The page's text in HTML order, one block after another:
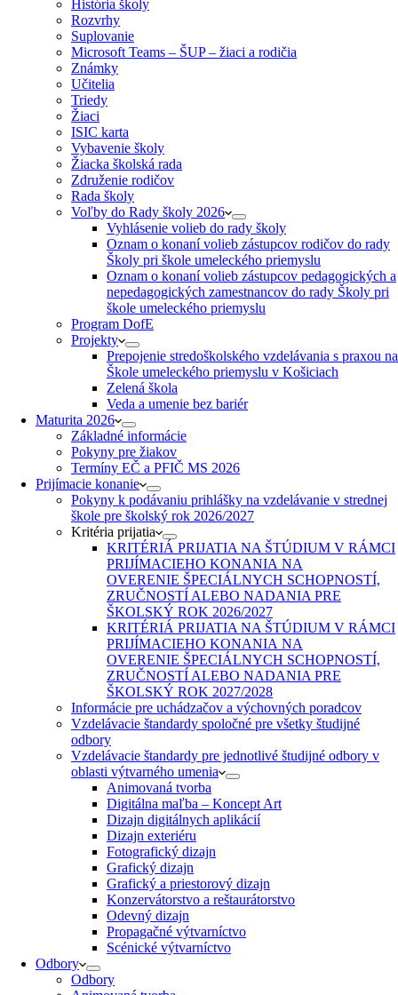
História školy
Rozvrhy
Suplovanie
Microsoft Teams – ŠUP – žiaci a rodičia
Známky
Učitelia
Triedy
Žiaci
ISIC karta
Vybavenie školy
Žiacka školská rada
Združenie rodičov
Rada školy
Voľby do Rady školy 2026
Vyhlásenie volieb do rady školy
Oznam o konaní volieb zástupcov rodičov do rady
Školy pri škole umeleckého priemyslu
Oznam o konaní volieb zástupcov pedagogických a
nepedagogických zamestnancov do rady Školy pri
škole umeleckého priemyslu
Program DofE
Projekty
Prepojenie stredoškolského vzdelávania s praxou na
Škole umeleckého priemyslu v Košiciach
Zelená škola
Veda a umenie bez bariér
Maturita 2026
Základné informácie
Pokyny pre žiakov
Termíny EČ a PFIČ MS 2026
Prijímacie konanie
Pokyny k podávaniu prihlášky na vzdelávanie v strednej
škole pre školský rok 2026/2027
Kritéria prijatia
KRITÉRIÁ PRIJATIA NA ŠTÚDIUM V RÁMCI
PRIJÍMACIEHO KONANIA NA
OVERENIE ŠPECIÁLNYCH SCHOPNOSTÍ,
ZRUČNOSTÍ ALEBO NADANIA PRE
ŠKOLSKÝ ROK 2026/2027
KRITÉRIÁ PRIJATIA NA ŠTÚDIUM V RÁMCI
PRIJÍMACIEHO KONANIA NA
OVERENIE ŠPECIÁLNYCH SCHOPNOSTÍ,
ZRUČNOSTÍ ALEBO NADANIA PRE
ŠKOLSKÝ ROK 2027/2028
Informácie pre uchádzačov a výchovných poradcov
Vzdelávacie štandardy spoločné pre všetky študijné
odbory
Vzdelávacie štandardy pre jednotlivé študijné odbory v
oblasti výtvarného umenia
Animovaná tvorba
Digitálna maľba – Koncept Art
Dizajn digitálnych aplikácií
Dizajn exteriéru
Fotografický dizajn
Grafický dizajn
Grafický a priestorový dizajn
Konzervátorstvo a reštaurátorstvo
Odevný dizajn
Propagačné výtvarníctvo
Scénické výtvarníctvo
Odbory
Odbory